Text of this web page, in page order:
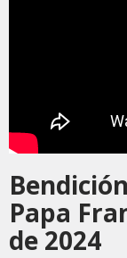
Papa
de 2024